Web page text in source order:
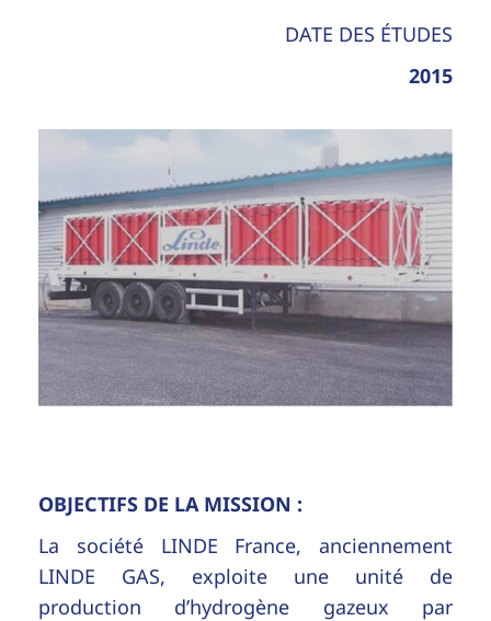
DATE DES ÉTUDES
2015
OBJECTIFS DE LA MISSION :
La société LINDE France, anciennement
LINDE GAS, exploite une unité de
production d’hydrogène gazeux par